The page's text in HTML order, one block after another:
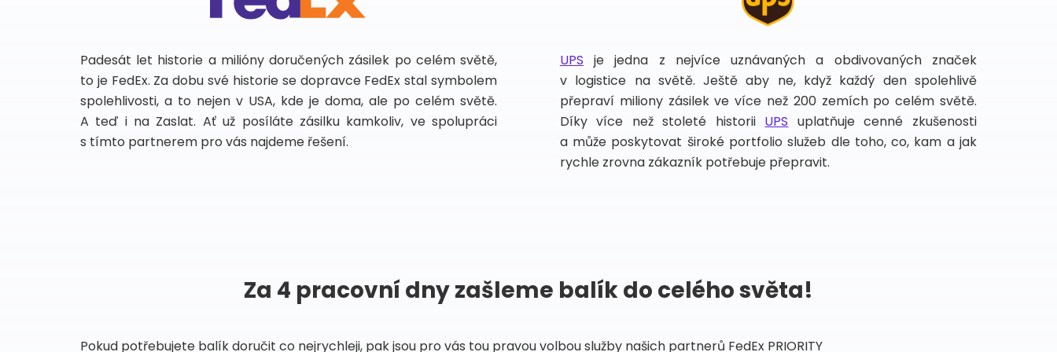
Padesát let historie a milióny doručených zásilek po celém světě,
to je FedEx. Za dobu své historie se dopravce FedEx stal symbolem
spolehlivosti, a to nejen v USA, kde je doma, ale po celém světě.
A teď i na Zaslat. Ať už posíláte zásilku kamkoliv, ve spolupráci
s tímto partnerem pro vás najdeme řešení.
UPS je jedna z nejvíce uznávaných a obdivovaných značek
v logistice na světě. Ještě aby ne, když každý den spolehlivě
přepraví miliony zásilek ve více než 200 zemích po celém světě.
Díky více než stoleté historii UPS uplatňuje cenné zkušenosti
a může poskytovat široké portfolio služeb dle toho, co, kam a jak
rychle zrovna zákazník potřebuje přepravit.
Za 4 pracovní dny zašleme balík do celého světa!
Pokud potřebujete balík doručit co nejrychleji, pak jsou pro vás tou pravou volbou služby našich partnerů FedEx PRIORITY